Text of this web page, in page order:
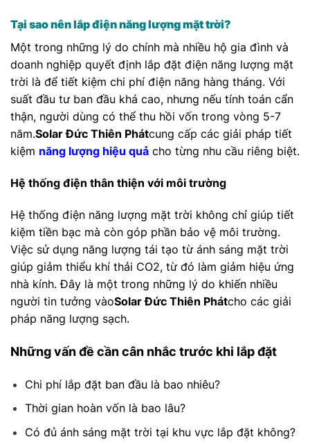
Tại sao nên lắp điện năng lượng mặt trời?
Một trong những lý do chính mà nhiều hộ gia đình và
doanh nghiệp quyết định lắp đặt điện năng lượng mặt
trời là để tiết kiệm chi phí điện năng hàng tháng. Với
suất đầu tư ban đầu khá cao, nhưng nếu tính toán cẩn
thận, người dùng có thể thu hồi vốn trong vòng 5-7
năm.Solar Đức Thiên Phátcung cấp các giải pháp tiết
kiệm năng lượng hiệu quả cho từng nhu cầu riêng biệt.
Hệ thống điện thân thiện với môi trường
Hệ thống điện năng lượng mặt trời không chỉ giúp tiết
kiệm tiền bạc mà còn góp phần bảo vệ môi trường.
Việc sử dụng năng lượng tái tạo từ ánh sáng mặt trời
giúp giảm thiểu khí thải CO2, từ đó làm giảm hiệu ứng
nhà kính. Đây là một trong những lý do khiến nhiều
người tin tưởng vàoSolar Đức Thiên Phátcho các giải
pháp năng lượng sạch.
Những vấn đề cần cân nhắc trước khi lắp đặt
Chi phí lắp đặt ban đầu là bao nhiêu?
Thời gian hoàn vốn là bao lâu?
Có đủ ánh sáng mặt trời tại khu vực lắp đặt không?